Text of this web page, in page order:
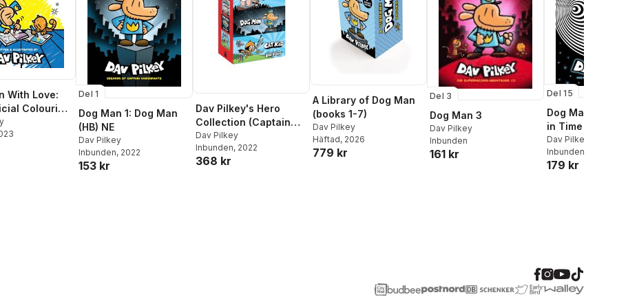
With Love:
Colouring
Del 1
Dog Man 1: Dog Man
(HB) NE
Dav Pilkey
Inbunden, 2022
153 kr
Dav Pilkey's Hero
Collection (Captain
Underpants #1, Dog
Man #1, Cat Kid Comic
Club #1)
Dav Pilkey
Inbunden, 2022
368 kr
A Library of Dog Man
(books 1-7)
Dav Pilkey
Häftad, 2026
779 kr
Del 3
Dog Man 3
Dav Pilkey
Inbunden
161 kr
Del 15
Dog Man 15:
in Time
Dav Pilkey
Inbunden
179 kr